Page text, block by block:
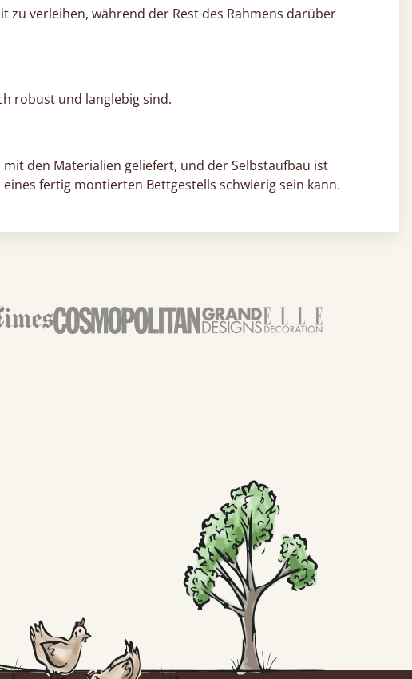
verleihen, während der Rest des Rahmens darüber
robust und langlebig sind.
den Materialien geliefert, und der Selbstaufbau ist
fertig montierten Bettgestells schwierig sein kann.